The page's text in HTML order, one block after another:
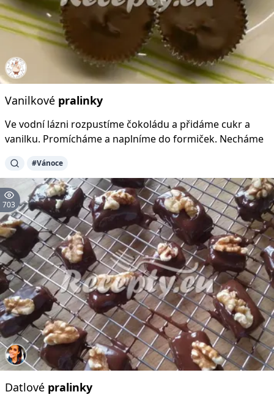
Vanilkové pralinky
Ve vodní lázni rozpustíme čokoládu a přidáme cukr a
vanilku. Promícháme a naplníme do formiček. Necháme
#Vánoce
703
Datlové pralinky